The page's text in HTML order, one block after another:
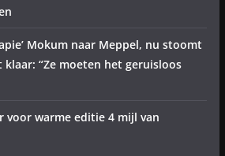
Mokum naar Meppel, nu stoomt
klaar: “Ze moeten het geruisloos
voor warme editie 4 mijl van